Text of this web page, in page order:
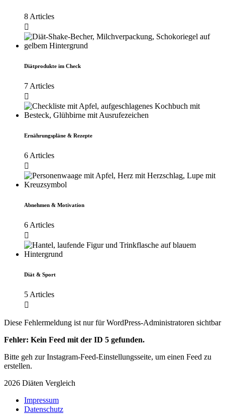
8 Articles
Diätprodukte im Check
7 Articles
Ernährungspläne & Rezepte
6 Articles
Abnehmen & Motivation
6 Articles
Diät & Sport
5 Articles
Diese Fehlermeldung ist nur für WordPress-Administratoren sichtbar
Fehler: Kein Feed mit der ID 5 gefunden.
Bitte geh zur Instagram-Feed-Einstellungsseite, um einen Feed zu
erstellen.
2026 Diäten Vergleich
Impressum
Datenschutz